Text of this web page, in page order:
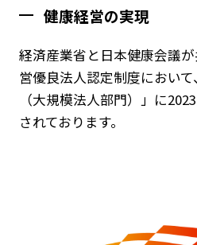
健康経営の実現
経済産業省と日本健康会議
営優良法人認定制度におい
（大規模法人部門）」に
されております。